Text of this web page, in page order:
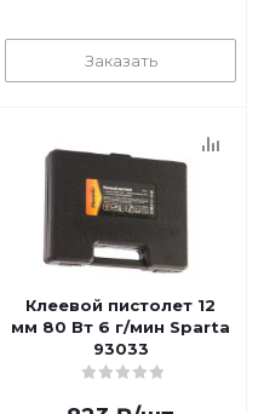
Заказать
Клеевой пистолет 12
мм 80 Вт 6 г/мин Sparta
93033